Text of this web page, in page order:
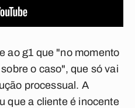
ao g1 que "no momento
o caso", que só vai
processual. A
que a cliente é inocente